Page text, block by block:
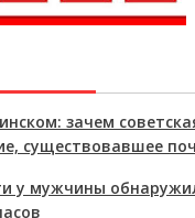
зачем
существовавшее
у мужчины